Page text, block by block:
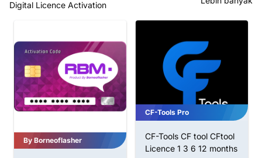
Digital Licence Activation
By Borneoflasher
CF-Tools Pro
CF-Tools CF tool CFtool
Licence 1 3 6 12 months